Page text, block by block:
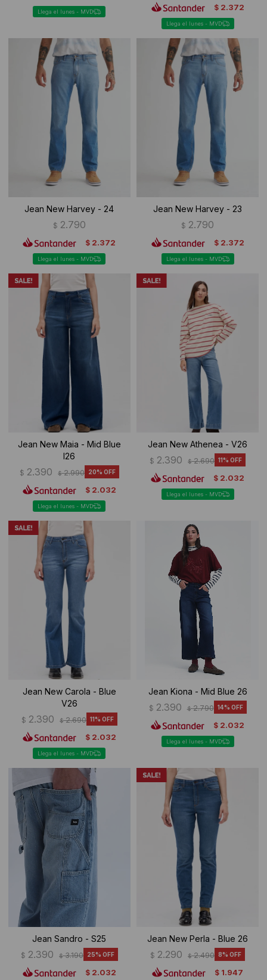
Llega el lunes - MVD $ 2.372
Llega el lunes - MVD
Jean New Harvey - 24
$ 2.790
$ 2.372
Llega el lunes - MVD
Jean New Harvey - 23
$ 2.790
$ 2.372
Llega el lunes - MVD
Jean New Maia - Mid Blue
I26
$ 2.390 $ 2.990 20
$ 2.032
Llega el lunes - MVD
Jean New Athenea - V26
$ 2.390 $ 2.690 11
$ 2.032
Llega el lunes - MVD
Jean New Carola - Blue
V26
$ 2.390 $ 2.690 11
$ 2.032
Llega el lunes - MVD
Jean Kiona - Mid Blue 26
$ 2.390 $ 2.790 14
$ 2.032
Llega el lunes - MVD
Jean Sandro - S25
$ 2.390 $ 3.190 25
$ 2.032
Jean New Perla - Blue 26
$ 2.290 $ 2.490 8
$ 1.947